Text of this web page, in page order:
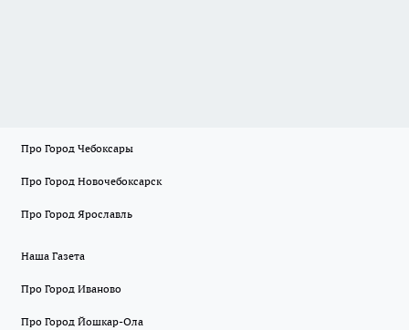
Про Город Чебоксары
Про Город Новочебоксарск
Про Город Ярославль
Наша Газета
Про Город Иваново
Про Город Йошкар-Ола